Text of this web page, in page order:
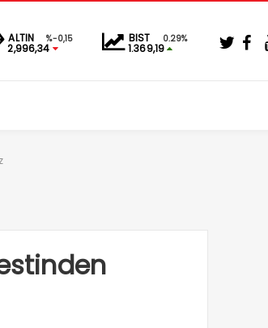
ALTIN %-0,15
2,996,34
BIST 0.29%
1.369,19